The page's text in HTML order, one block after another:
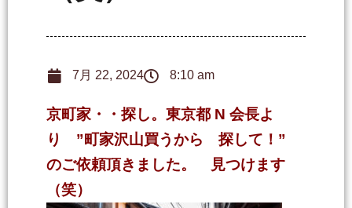
7月 22, 2024 8:10 am
京町家・・探し。東京都 N 会長よ
り ”町家沢山買うから 探して！”
のご依頼頂きました。 見つけます
（笑）